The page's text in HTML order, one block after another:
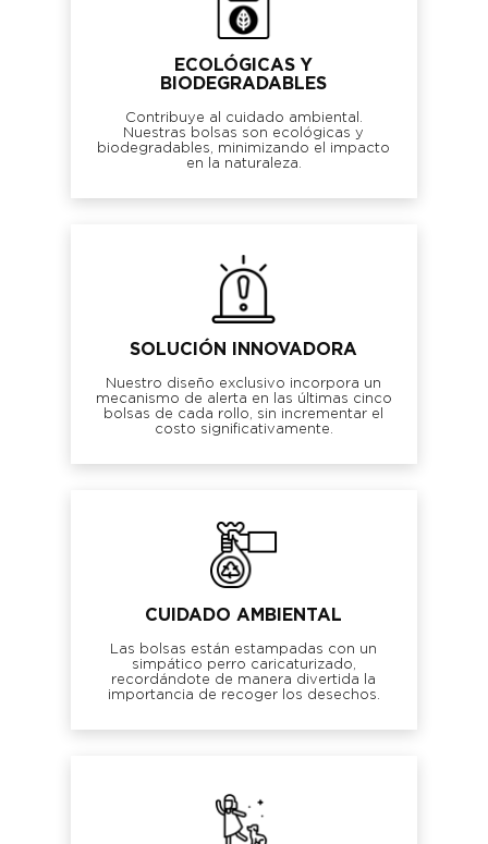
ECOLÓGICAS Y
BIODEGRADABLES
Contribuye al cuidado ambiental.
Nuestras bolsas son ecológicas y
biodegradables, minimizando el impacto
en la naturaleza.
SOLUCIÓN INNOVADORA
Nuestro diseño exclusivo incorpora un
mecanismo de alerta en las últimas cinco
bolsas de cada rollo, sin incrementar el
costo significativamente.
CUIDADO AMBIENTAL
Las bolsas están estampadas con un
simpático perro caricaturizado,
recordándote de manera divertida la
importancia de recoger los desechos.